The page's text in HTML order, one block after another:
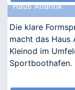
Haus Atlantik
Die klare
macht das Haus
Kleinod im
Sportboothafen.